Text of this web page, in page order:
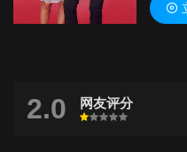
2.0 网友评分
很差
较差还行推荐力荐